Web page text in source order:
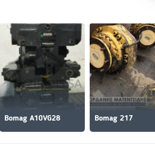
Bomag A10VG28 Bomag 217